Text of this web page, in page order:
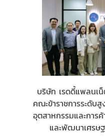
บริษัท เรดดี้แพลนเ
คณะข้าราชการระดับ
อุตสาหกรรมและการ
และพัฒนาเศรษ